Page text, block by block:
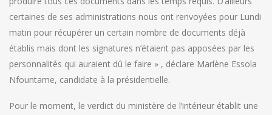
certaines de ses administrations nous ont renvoyées pour Lundi
matin pour récupérer un certain nombre de documents déjà
établis mais dont les signatures n’étaient pas apposées par les
personnalités qui auraient dû le faire » , déclare Marlène Essola
Nfountame, candidate à la présidentielle.
Pour le moment, le verdict du ministère de l’intérieur établit une